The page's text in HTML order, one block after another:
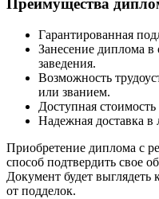
Преимущества
Гарантированная
Занесение диплома
заведения.
Возможность
или званием.
Доступная
Надежная доставка
Приобретение диплома с
способ подтвердить свое
Документ будет
от подделок.